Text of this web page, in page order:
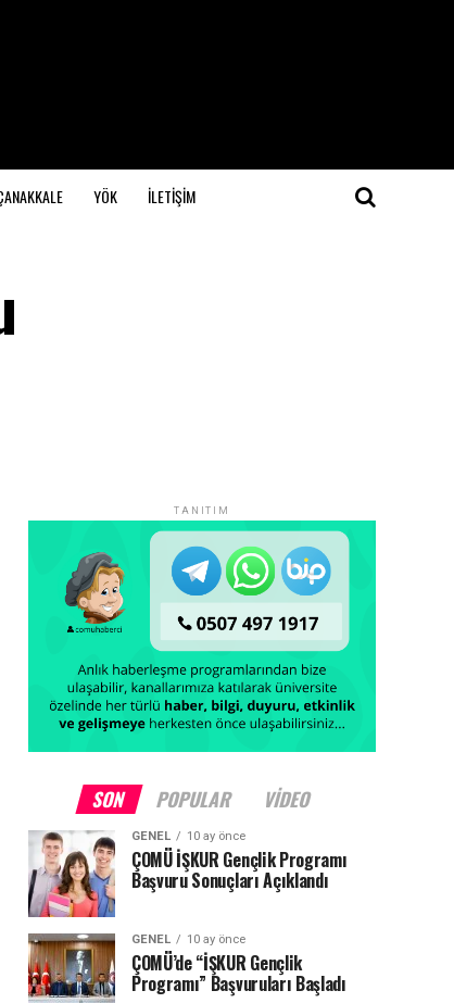
YÖK İLETİŞİM
TANITIM
SON POPULAR VIDEO
GENEL 10 ay önce
ÇOMÜ İŞKUR Gençlik Programı
Başvuru Sonuçları Açıklandı
GENEL 10 ay önce
ÇOMÜ’de “İŞKUR Gençlik
Programı” Başvuruları Başladı